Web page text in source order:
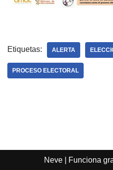
Etiquetas: ALERTA
PROCESO ELECTORAL
Neve| Funciona